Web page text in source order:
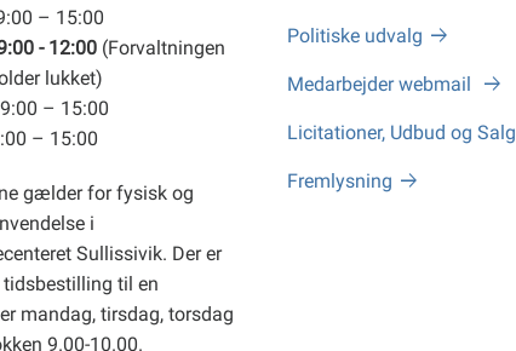
– 15:00
- 12:00 (Forvaltningen
lukket)
– 15:00
– 15:00
gælder for fysisk og
i
Sullissivik. Der er
til en
mandag, tirsdag, torsdag
9.00-10.00.
Politiske udvalg
Medarbejder webmail
Licitationer, Udbud og Salg
Fremlysning